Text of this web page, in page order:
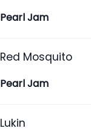
Pearl Jam
Red Mosquito
Pearl Jam
Lukin